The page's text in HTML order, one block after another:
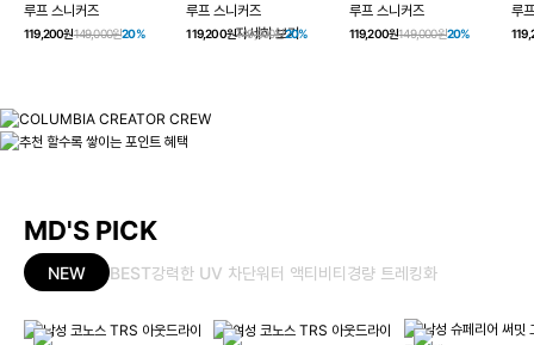
자세히 보기
루프 스니커즈
119,200원149,000원20%
루프 스니커즈
119,200원149,000원20%
루프 스니커즈
119,200원149,000원20%
루
MD'S PICK
NEW BEST강력한 UV 차단워터 액티비티경량 트레킹화